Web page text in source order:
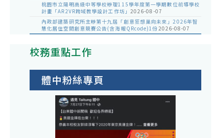
桃園市立陽明高級中等學校辦理115學年度第一學期數位前導學校
計畫「AR2VR跨域教學設計工作坊」 2026-08-07
內政部建築研究所主辦第十九屆「創意狂想巢向未來」2026年智
慧化居住空間創意競賽公告(含海報QRcode)1份2026-08-07
校務重點工作
體中粉絲專頁